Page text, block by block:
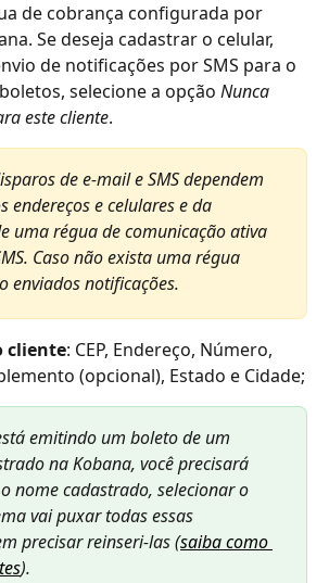
de cobrança configurada por
Se deseja cadastrar o celular,
de notificações por SMS para o
selecione a opção Nunca
este cliente.
de e-mail e SMS dependem
endereços e celulares e da
uma régua de comunicação ativa
Caso não exista uma régua
enviados notificações.
cliente: CEP, Endereço, Número,
(opcional), Estado e Cidade;
emitindo um boleto de um
na Kobana, você precisará
nome cadastrado, selecionar o
vai puxar todas essas
precisar reinseri-las (saiba como
).